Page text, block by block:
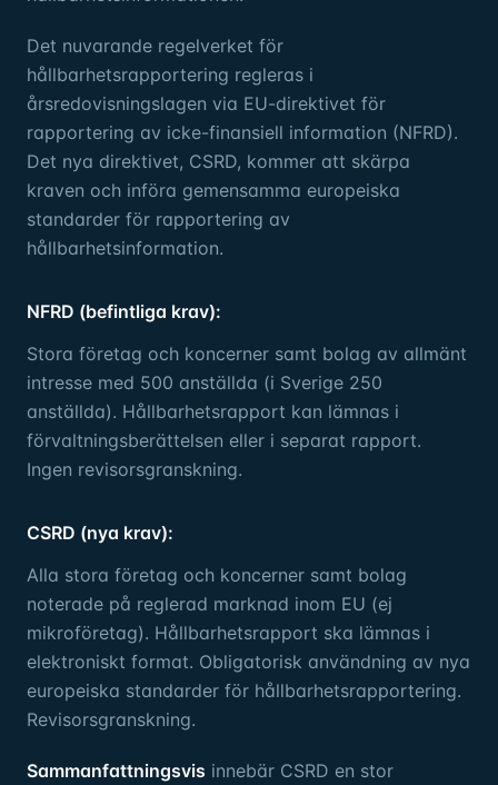
Det nuvarande regelverket för
hållbarhetsrapportering regleras i
årsredovisningslagen via EU-direktivet för
rapportering av icke-finansiell information (NFRD).
Det nya direktivet, CSRD, kommer att skärpa
kraven och införa gemensamma europeiska
standarder för rapportering av
hållbarhetsinformation.
NFRD (befintliga krav):
Stora företag och koncerner samt bolag av allmänt
intresse med 500 anställda (i Sverige 250
anställda). Hållbarhetsrapport kan lämnas i
förvaltningsberättelsen eller i separat rapport.
Ingen revisorsgranskning.
CSRD (nya krav):
Alla stora företag och koncerner samt bolag
noterade på reglerad marknad inom EU (ej
mikroföretag). Hållbarhetsrapport ska lämnas i
elektroniskt format. Obligatorisk användning av nya
europeiska standarder för hållbarhetsrapportering.
Revisorsgranskning.
Sammanfattningsvis innebär CSRD en stor